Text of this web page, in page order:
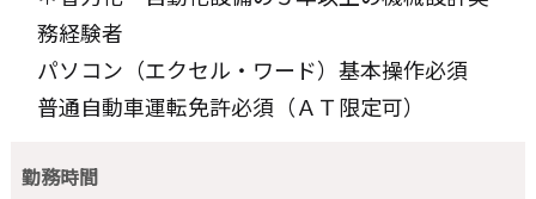
務経験者
パソコン（エクセル・ワード）基本操作必須
普通自動車運転免許必須（ＡＴ限定可）
勤務時間